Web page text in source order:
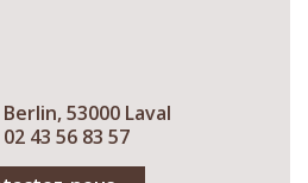
53000 Laval
43 56 83 57